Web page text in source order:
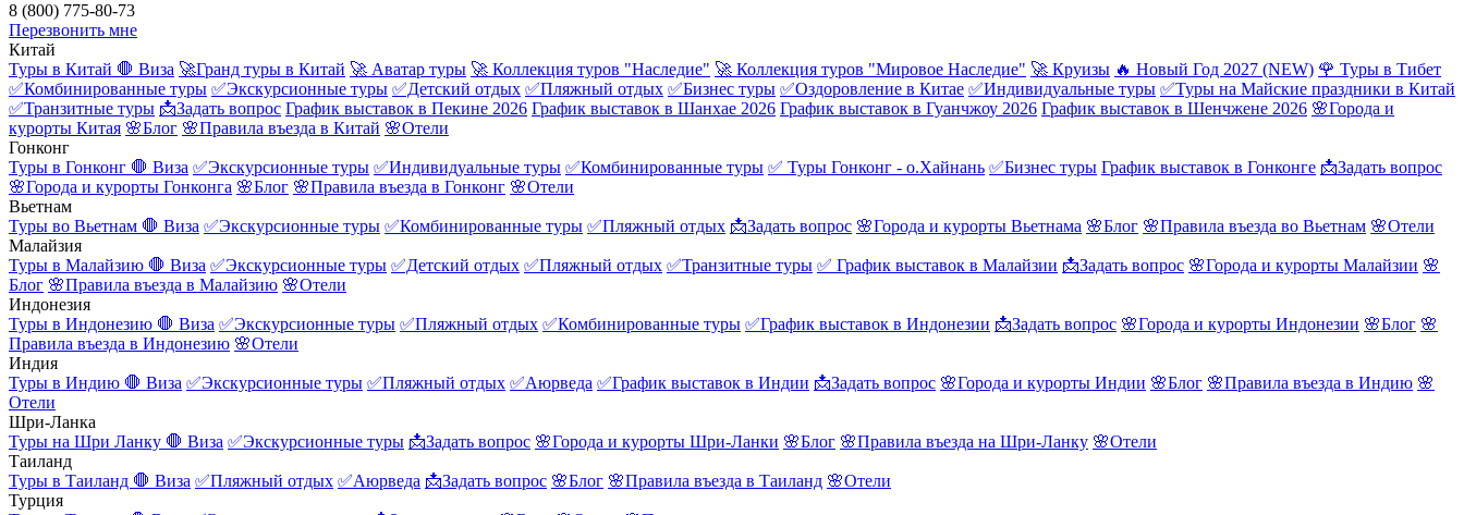
8 (800) 775-80-73
Перезвонить мне
Китай
Туры в Китай 🛑 Виза 🚀Гранд туры в Китай 🚀 Аватар туры 🚀 Коллекция туров "Наследие" 🚀 Коллекция туров "Мировое Наследие" 🚀 Круизы 🔥 Новый Год 2027 (NEW) 🌹 Туры в Тибет
✅Комбинированные туры ✅Экскурсионные туры ✅Детский отдых ✅Пляжный отдых ✅Бизнес туры ✅Оздоровление в Китае ✅Индивидуальные туры ✅Туры на Майские праздники в Китай
✅Транзитные туры 📩Задать вопрос График выставок в Пекине 2026 График выставок в Шанхае 2026 График выставок в Гуанчжоу 2026 График выставок в Шенчжене 2026 🌸Города и
курорты Китая 🌸Блог 🌸Правила въезда в Китай 🌸Отели
Гонконг
Туры в Гонконг 🛑 Виза ✅Экскурсионные туры ✅Индивидуальные туры ✅Комбинированные туры ✅ Туры Гонконг - о.Хайнань ✅Бизнес туры График выставок в Гонконге 📩Задать вопрос
🌸Города и курорты Гонконга 🌸Блог 🌸Правила въезда в Гонконг 🌸Отели
Вьетнам
Туры во Вьетнам 🛑 Виза ✅Экскурсионные туры ✅Комбинированные туры ✅Пляжный отдых 📩Задать вопрос 🌸Города и курорты Вьетнама 🌸Блог 🌸Правила въезда во Вьетнам 🌸Отели
Малайзия
Туры в Малайзию 🛑 Виза ✅Экскурсионные туры ✅Детский отдых ✅Пляжный отдых ✅Транзитные туры ✅ График выставок в Малайзии 📩Задать вопрос 🌸Города и курорты Малайзии 🌸
Блог 🌸Правила въезда в Малайзию 🌸Отели
Индонезия
Туры в Индонезию 🛑 Виза ✅Экскурсионные туры ✅Пляжный отдых ✅Комбинированные туры ✅График выставок в Индонезии 📩Задать вопрос 🌸Города и курорты Индонезии 🌸Блог 🌸
Правила въезда в Индонезию 🌸Отели
Индия
Туры в Индию 🛑 Виза ✅Экскурсионные туры ✅Пляжный отдых ✅Аюрведа ✅График выставок в Индии 📩Задать вопрос 🌸Города и курорты Индии 🌸Блог 🌸Правила въезда в Индию 🌸
Отели
Шри-Ланка
Туры на Шри Ланку 🛑 Виза ✅Экскурсионные туры 📩Задать вопрос 🌸Города и курорты Шри-Ланки 🌸Блог 🌸Правила въезда на Шри-Ланку 🌸Отели
Таиланд
Туры в Таиланд 🛑 Виза ✅Пляжный отдых ✅Аюрведа 📩Задать вопрос 🌸Блог 🌸Правила въезда в Таиланд 🌸Отели
Турция